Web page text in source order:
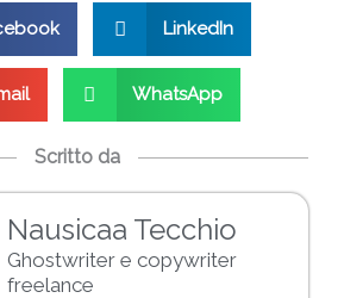
LinkedIn
WhatsApp
Scritto da
Nausicaa Tecchio
Ghostwriter e copywriter
freelance